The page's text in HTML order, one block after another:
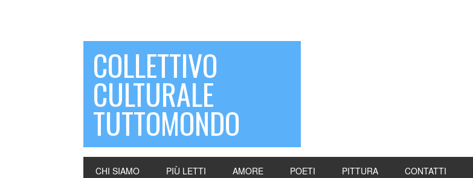
COLLETTIVO
CULTURALE
TUTTOMONDO
CHI SIAMO PIÙ LETTI AMORE POETI PITTURA CONTATTI